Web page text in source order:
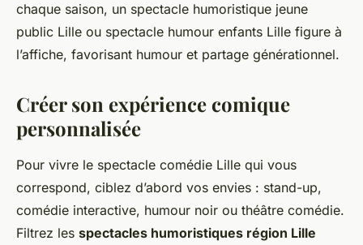
chaque saison, un spectacle humoristique jeune
public Lille ou spectacle humour enfants Lille figure à
l’affiche, favorisant humour et partage générationnel.
Créer son expérience comique
personnalisée
Pour vivre le spectacle comédie Lille qui vous
correspond, ciblez d’abord vos envies : stand-up,
comédie interactive, humour noir ou théâtre comédie.
Filtrez les spectacles humoristiques région Lille